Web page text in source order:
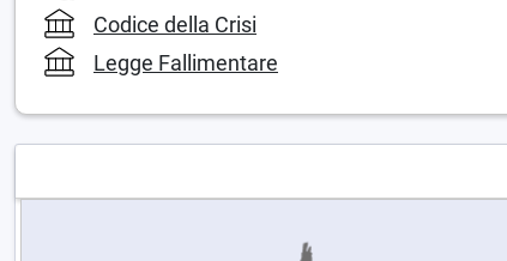
Codice della Crisi
Legge Fallimentare